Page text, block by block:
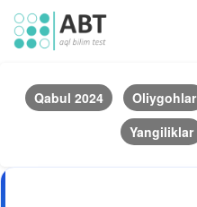
Qabul 2024 Oliygohlar
Yangiliklar